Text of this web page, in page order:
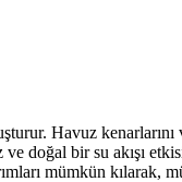
Havuz kenarlarını
doğal bir su akışı
mümkün